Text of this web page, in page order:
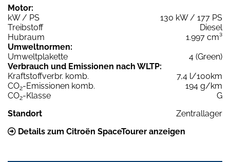
Motor:
kW / PS
130 kW / 177 PS
Treibstoff
Diesel
Hubraum
1.997 cm³
Umweltnormen:
Umweltplakette
4 (Green)
Verbrauch und Emissionen nach WLTP:
Kraftstoffverbr. komb.
7,4 l/100km
CO2-Emissionen komb.
194 g/km
CO2-Klasse
G
Standort
Zentrallager
Details zum Citroën SpaceTourer anzeigen